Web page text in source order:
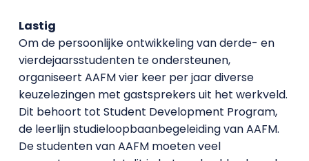
Lastig
Om de persoonlijke ontwikkeling van derde- en
vierdejaarsstudenten te ondersteunen,
organiseert AAFM vier keer per jaar diverse
keuzelezingen met gastsprekers uit het werkveld.
Dit behoort tot Student Development Program,
de leerlijn studieloopbaanbegeleiding van AAFM.
De studenten van AAFM moeten veel